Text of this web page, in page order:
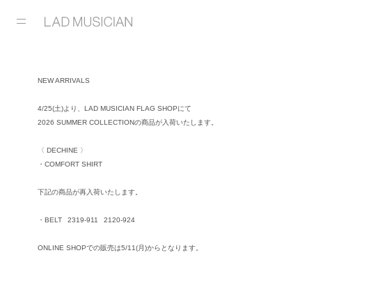
NEW ARRIVALS
4/25(土)より、LAD MUSICIAN FLAG SHOPにて
2026 SUMMER COLLECTIONの商品が入荷いたします。
〈 DECHINE 〉
・COMFORT SHIRT
下記の商品が再入荷いたします。
・BELT 2319-911 2120-924
ONLINE SHOPでの販売は5/11(月)からとなります。